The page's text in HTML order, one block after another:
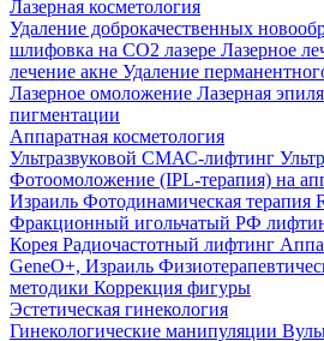
Лазерная косметология
Удаление доброкачественных
шлифовка на СО2 лазере Лазерное
лечение акне Удаление
Лазерное омоложение Лазерная
пигментации
Аппаратная косметология
Ультразвуковой СМАС-лифтинг
Фотоомоложение (IPL-терапия) на
Израиль Фотодинамическая терапия
Фракционный игольчатый РФ
Корея Радиочастотный лифтинг
GeneO+, Израиль
методики Коррекция фигуры
Эстетическая гинекология
Гинекологические манипуляции